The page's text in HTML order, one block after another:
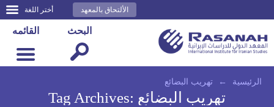
أختر اللغة الألتحاق بالمعهد
القائمه البحث
الرئيسية ← تهريب البضائع
Tag Archives: تهريب البضائع